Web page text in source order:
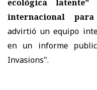
ecológica latente"
internacional
advirtió un equipo
en un informe
Invasions".